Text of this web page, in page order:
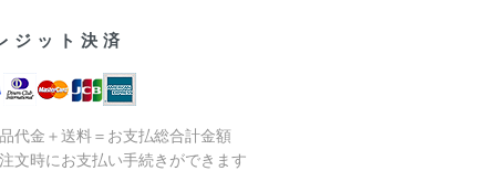
ジット決済
代金＋送料＝お支払総合計金額
文時にお支払い手続きができます